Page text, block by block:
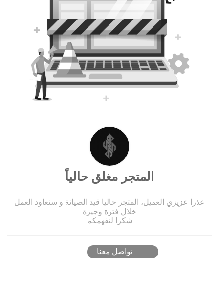
المتجر مغلق حالياً
عذرا عزيزي العميل، المتجر حاليا قيد الصيانة و سنعاود العمل
خلال فترة وجيزة
شكرا لتفهمكم
تواصل معنا